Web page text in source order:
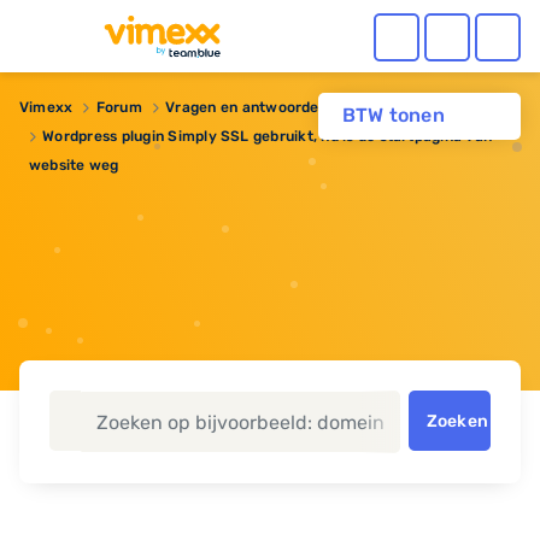
BTW tonen
Vimexx Forum Vragen en antwoorden
Webhosting
Wordpress plugin Simply SSL gebruikt, nu is de startpagina van
website weg
Zoeken